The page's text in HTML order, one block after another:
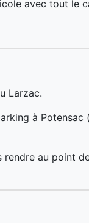
avec tout le
Larzac.
à
rendre au point